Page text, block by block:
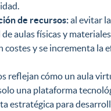
de recursos:al evitar la
aulas físicas y
costes y se incrementa la
reflejan cómo un aula
una plataforma
estratégica para